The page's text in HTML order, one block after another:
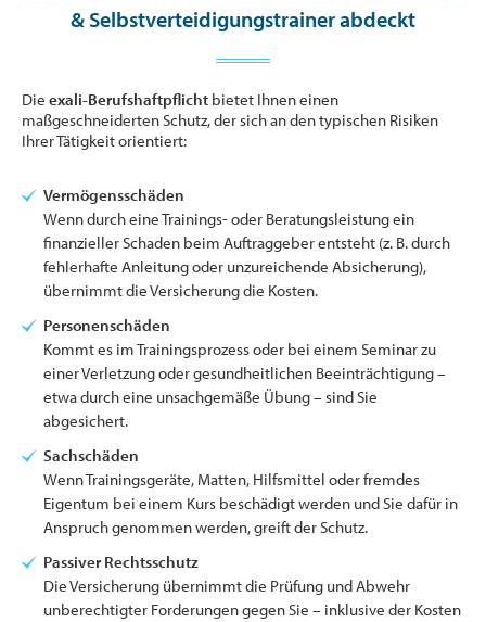
& Selbstverteidigungstrainer abdeckt
Die exali-Berufshaftpflicht bietet Ihnen einen
maßgeschneiderten Schutz, der sich an den typischen Risiken
Ihrer Tätigkeit orientiert:
Vermögensschäden
Wenn durch eine Trainings- oder Beratungsleistung ein
finanzieller Schaden beim Auftraggeber entsteht (z. B. durch
fehlerhafte Anleitung oder unzureichende Absicherung),
übernimmt die Versicherung die Kosten.
Personenschäden
Kommt es im Trainingsprozess oder bei einem Seminar zu
einer Verletzung oder gesundheitlichen Beeinträchtigung –
etwa durch eine unsachgemäße Übung – sind Sie
abgesichert.
Sachschäden
Wenn Trainingsgeräte, Matten, Hilfsmittel oder fremdes
Eigentum bei einem Kurs beschädigt werden und Sie dafür in
Anspruch genommen werden, greift der Schutz.
Passiver Rechtsschutz
Die Versicherung übernimmt die Prüfung und Abwehr
unberechtigter Forderungen gegen Sie – inklusive der Kosten